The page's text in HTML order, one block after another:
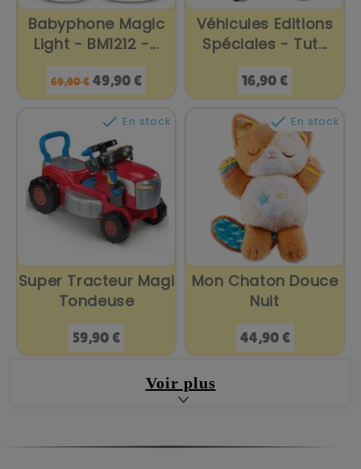
Babyphone Magic
Light - BM1212 -...
Prix
de
69,90 € Prix
49,90 €
Véhicules Editions
Spéciales - Tut...
Prix
16,90 €
 En stock
Super Tracteur Magi
Tondeuse
Prix
59,90 €
 En stock
Mon Chaton Douce
Nuit
Prix
44,90 €
Voir plus